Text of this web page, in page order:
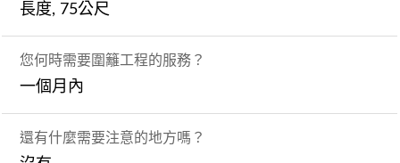
長度, 75公尺
您何時需要圍籬工程的服務？
一個月內
還有什麼需要注意的地方嗎？